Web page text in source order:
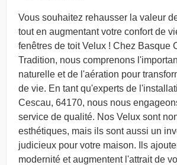
Vous souhaitez rehausser la valeur
tout en augmentant votre confort de
fenêtres de toit Velux ! Chez Basque
Tradition, nous comprenons
naturelle et de l'aération pour
de vie. En tant qu'experts de
Cescau, 64170, nous nous
service de qualité. Nos Velux sont
esthétiques, mais ils sont aussi un
judicieux pour votre maison. Ils
modernité et augmentent l'attrait de